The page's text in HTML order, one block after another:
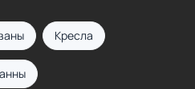
Кресла